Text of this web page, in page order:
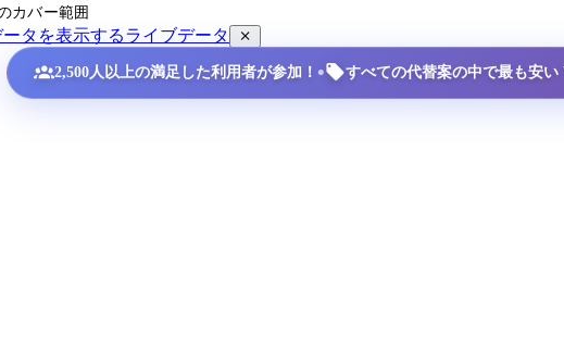
カバー範囲
タを表示するライブデータ
2,500人以上の満足した利用者が参加！ • すべての代替案の中で最も安い